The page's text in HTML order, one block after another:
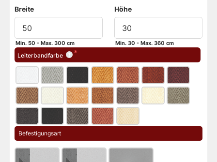
Breite
Min. 50 - Max. 300 cm
Höhe
Min. 30 - Max. 360 cm
Leiterbandfarbe
Befestigungsart